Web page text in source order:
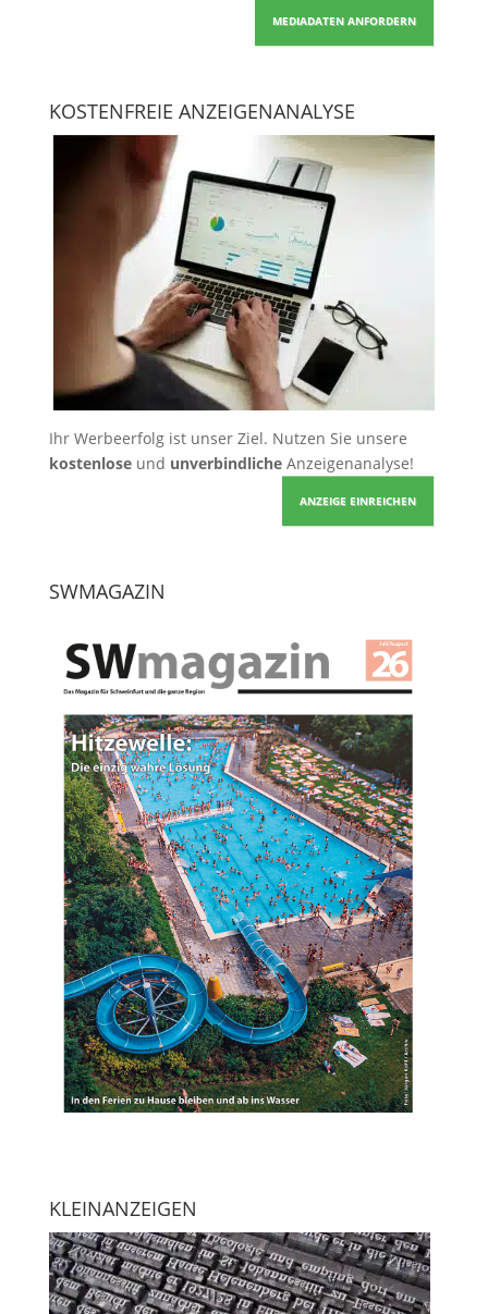
MEDIADATEN ANFORDERN
KOSTENFREIE ANZEIGENANALYSE
Ihr Werbeerfolg ist unser Ziel. Nutzen Sie unsere
kostenloseund unverbindlicheAnzeigenanalyse!
ANZEIGE EINREICHEN
SWMAGAZIN
KLEINANZEIGEN